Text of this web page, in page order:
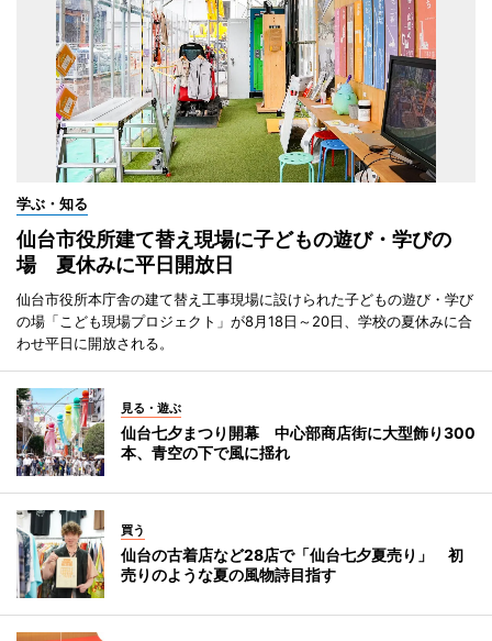
学ぶ・知る
仙台市役所建て替え現場に子どもの遊び・学びの
場 夏休みに平日開放日
仙台市役所本庁舎の建て替え工事現場に設けられた子どもの遊び・学び
の場「こども現場プロジェクト」が8月18日～20日、学校の夏休みに合
わせ平日に開放される。
見る・遊ぶ
仙台七夕まつり開幕 中心部商店街に大型飾り300
本、青空の下で風に揺れ
買う
仙台の古着店など28店で「仙台七夕夏売り」 初
売りのような夏の風物詩目指す